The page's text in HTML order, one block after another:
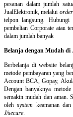
pesanan dalam jumlah
JualElektronik, melalui order
telpon langsung. Hubungi
pembelian Corporate atau
dalam jumlah banyak
Belanja dengan Mudah di
Berbelanja diwebsite
metode pembayaran yang
Account BCA, Gopay,
Dengan banyaknya
semakin mudah dan aman.
olehsystem keamanan dan
J/secure.